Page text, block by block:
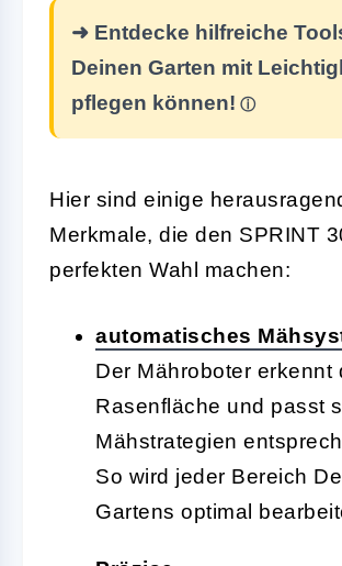
➜ Entdecke hilfreiche
Deinen Garten mit
pflegen können!
Hier sind einige
Merkmale, die den SPRINT
perfekten Wahl machen:
automatisches
Der Mähroboter erkennt
Rasenfläche und passt
Mähstrategien
So wird jeder Bereich
Gartens optimal